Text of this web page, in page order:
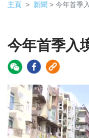
主頁 新聞 > 今年首季
今年首季入
Video
Player